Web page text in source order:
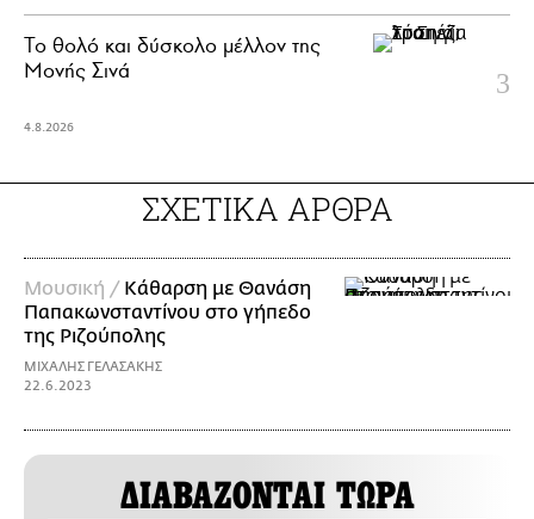
Το θολό και δύσκολο μέλλον της
Μονής Σινά
4.8.2026
ΣΧΕΤΙΚΑ ΑΡΘΡΑ
Μουσική / Κάθαρση με Θανάση
Παπακωνσταντίνου στο γήπεδο
της Ριζούπολης
ΜΙΧΑΛΗΣ ΓΕΛΑΣΑΚΗΣ
22.6.2023
ΔΙΑΒΑΖΟΝΤΑΙ ΤΩΡΑ